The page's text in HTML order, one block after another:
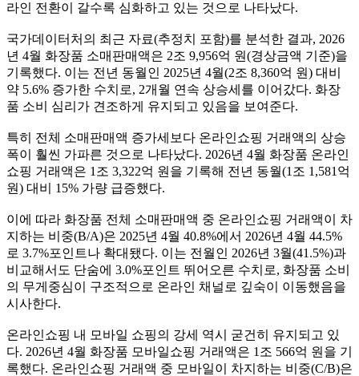
라인 전환이 갈수록 심화하고 있는 것으로 나타났다.
국가데이터처의 최근 자료(추정치 포함)를 분석한 결과, 2026
년 4월 화장품 소매판매액은 2조 9,956억 원(경상금액 기준)을
기록했다. 이는 전년 동월인 2025년 4월(2조 8,360억 원) 대비
약 5.6% 증가한 수치로, 2개월 연속 상승세를 이어갔다. 화장
품 소비 심리가 견조하게 유지되고 있음을 보여준다.
특히 전체 소매판매액 증가세보다 온라인쇼핑 거래액의 상승
폭이 훨씬 가파른 것으로 나타났다. 2026년 4월 화장품 온라인
쇼핑 거래액은 1조 3,322억 원을 기록해 전년 동월(1조 1,581억
원) 대비 15% 가량 급증했다.
이에 따라 화장품 전체 소매판매액 중 온라인쇼핑 거래액이 차
지하는 비중(B/A)은 2025년 4월 40.8%에서 2026년 4월 44.5%
로 3.7%포인트나 확대됐다. 이는 전월인 2026년 3월(41.5%)과
비교해서도 단숨에 3.0%포인트 뛰어오른 수치로, 화장품 소비
의 무게중심이 구조적으로 온라인 채널로 깊숙이 이동했음을
시사한다.
온라인쇼핑 내 모바일 쇼핑의 강세 역시 굳건히 유지되고 있
다. 2026년 4월 화장품 모바일쇼핑 거래액은 1조 566억 원을 기
록했다. 온라인쇼핑 거래액 중 모바일이 차지하는 비중(C/B)은